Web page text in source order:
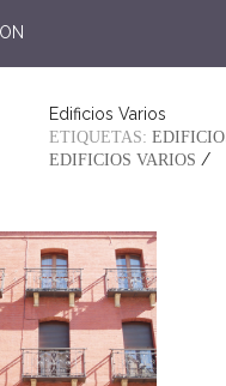
Edificios Varios
ETIQUETAS:
EDIFICIOS VARIOS /